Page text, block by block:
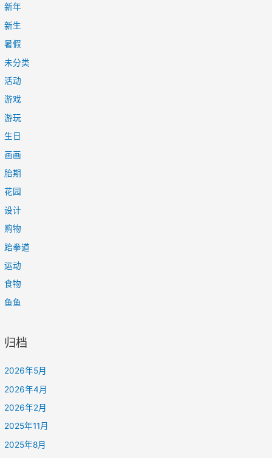
新年
新生
暑假
未分类
活动
游戏
游玩
生日
画画
胎期
花园
设计
购物
跆拳道
运动
食物
鱼鱼
归档
2026年5月
2026年4月
2026年2月
2025年11月
2025年8月